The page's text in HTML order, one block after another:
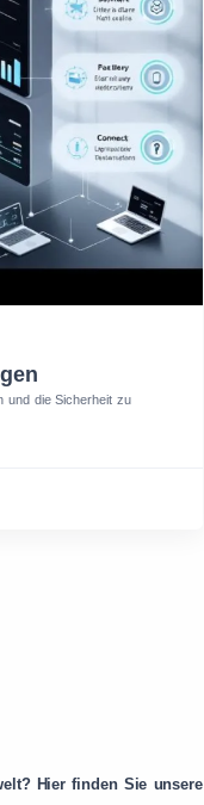
und die Sicherheit zu
Hier finden Sie unsere